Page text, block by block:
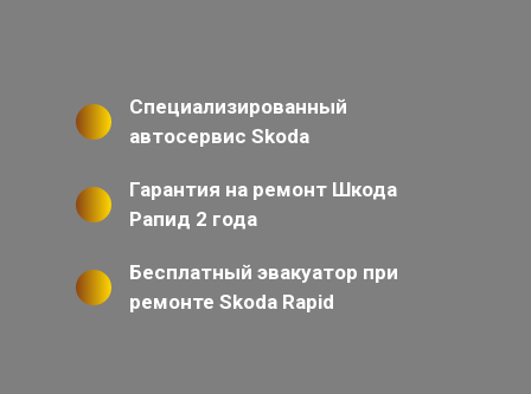
Специализированный
автосервис Skoda
Гарантия на ремонт Шкода
Рапид 2 года
Бесплатный эвакуатор при
ремонте Skoda Rapid